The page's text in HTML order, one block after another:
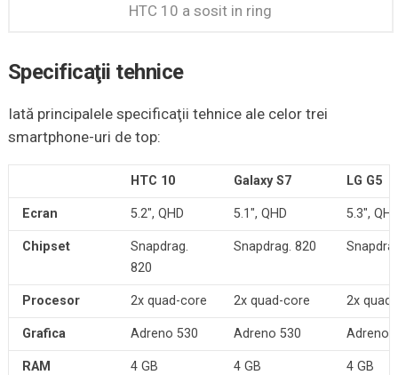
HTC 10 a sosit in ring
Specificaţii tehnice
Iată principalele specificaţii tehnice ale celor trei
smartphone-uri de top:
HTC 10 Galaxy S7 LG G5
Ecran 5.2″, QHD 5.1″, QHD 5.3″,
Chipset
Snapdrag.
820
Snapdrag. 820
Procesor 2x quad-core 2x quad-core 2x
Grafica Adreno 530 Adreno 530 Adreno
RAM 4 GB 4 GB 4 GB